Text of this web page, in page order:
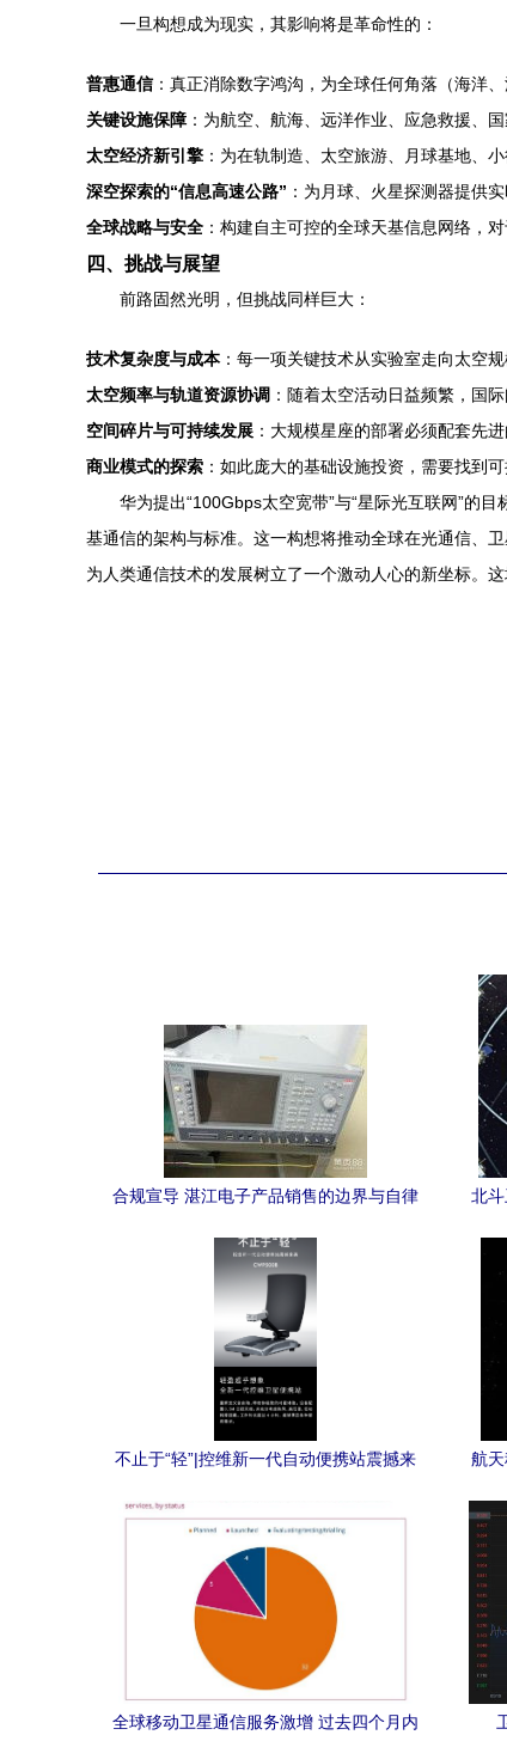
一旦构想成为现实，其影响将是革命性的：
普惠通信：真正消除数字鸿沟，为全球任何角落（海洋
关键设施保障 ：为航空、航海、远洋作业、应急救援、
太空经济新引擎 ：为在轨制造、太空旅游、月球基地、
深空探索的“信息高速公路” ：为月球、火星探测器提供
全球战略与安全 ：构建自主可控的全球天基信息网络，
四、挑战与展望
前路固然光明，但挑战同样巨大：
技术复杂度与成本：每一项关键技术从实验室走向太空
太空频率与轨道资源协调 ：随着太空活动日益频繁，国
空间碎片与可持续发展 ：大规模星座的部署必须配套先
商业模式的探索 ：如此庞大的基础设施投资，需要找到
华为提出“100Gbps太空宽带”与“星际光互联网”的
基通信的架构与标准。这一构想将推动全球在光通信、
为人类通信技术的发展树立了一个激动人心的新坐标。
合规宣导 湛江电子产品销售的边界与自律
北
不止于“轻”|控维新一代自动便携站震撼来
航
全球移动卫星通信服务激增 过去四个月内